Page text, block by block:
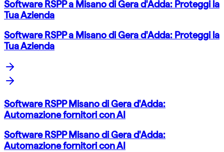
Software RSPP a Misano di Gera d'Adda: Proteggi la
Tua Azienda
Software RSPP a Misano di Gera d'Adda: Proteggi la
Tua Azienda
Software RSPP Misano di Gera d'Adda:
Automazione fornitori con AI
Software RSPP Misano di Gera d'Adda:
Automazione fornitori con AI